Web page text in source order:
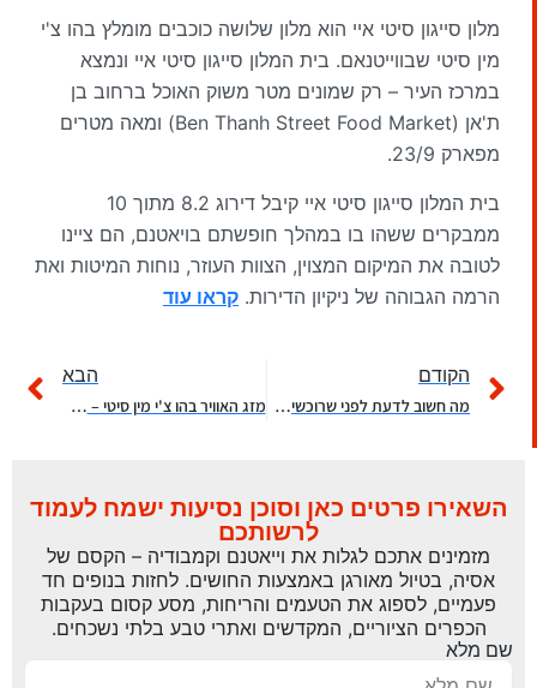
מלון סייגון סיטי איי הוא מלון שלושה כוכבים מומלץ בהו צ'י
מין סיטי שבווייטנאם. בית המלון סייגון סיטי איי ונמצא
במרכז העיר – רק שמונים מטר משוק האוכל ברחוב בן
ת'אן (Ben Thanh Street Food Market) ומאה מטרים
מפארק 23/9.
בית המלון סייגון סיטי איי קיבל דירוג 8.2 מתוך 10
ממבקרים ששהו בו במהלך חופשתם בויאטנם, הם ציינו
לטובה את המיקום המצוין, הצוות העוזר, נוחות המיטות ואת
הרמה הגבוהה של ניקיון הדירות. קראו עוד
הקודם
מה חשוב לדעת לפני שרוכשים ביטוח נסיעות לוייטנאם?
הבא
מזג האוויר בהו צ'י מין סיטי – מתי מומלץ להגיע לחופשה?
השאירו פרטים כאן וסוכן נסיעות ישמח לעמוד
לרשותכם
מזמינים אתכם לגלות את וייאטנם וקמבודיה – הקסם של
אסיה, בטיול מאורגן באמצעות החושים. לחזות בנופים חד
פעמיים, לספוג את הטעמים והריחות, מסע קסום בעקבות
הכפרים הציוריים, המקדשים ואתרי טבע בלתי נשכחים.
שם מלא